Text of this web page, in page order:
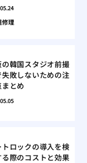
修理
韓国スタジオ前撮
失敗しないための注
とめ
トロックの導入を検
際のコストと効果